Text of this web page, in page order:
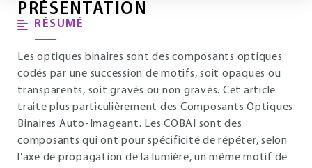
PRÉSENTATION
RÉSUMÉ
Les optiques binaires sont des composants optiques
codés par une succession de motifs, soit opaques ou
transparents, soit gravés ou non gravés. Cet article
traite plus particulièrement des Composants Optiques
Binaires Auto-Imageant. Les COBAI sont des
composants qui ont pour spécificité de répéter, selon
l’axe de propagation de la lumière, un même motif de